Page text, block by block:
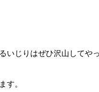
じりはぜひ沢山してやっ
す。